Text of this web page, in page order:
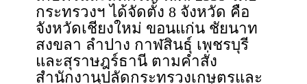
กระทรวงฯ ได้จัดตั้ง 8 จังหวัด คือ
จังหวัดเชียงใหม่ ขอนแก่น ชัยนาท
สงขลา ลำปาง กาฬสินธุ์ เพชรบุรี
และสุราษฎร์ธานี ตามคำสั่ง
สำนักงานปลัดกระทรวงเกษตรและ